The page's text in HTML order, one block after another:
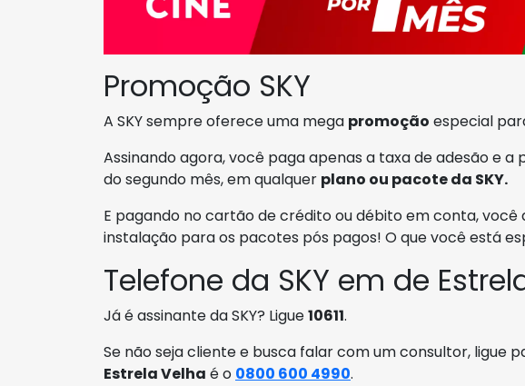
Promoção SKY
A SKY sempre oferece uma mega promoção especial
Assinando agora, você paga apenas a taxa de adesão e
do segundo mês, em qualquer plano ou pacote da SKY.
E pagando no cartão de crédito ou débito em conta, você
instalação para os pacotes pós pagos! O que você está
Telefone da SKY em de
Já é assinante da SKY? Ligue10611.
Se não seja cliente e busca falar com um consultor, ligue
Estrela Velha é o 0800 600 4990.